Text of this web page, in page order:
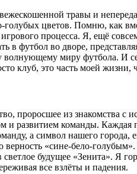
травы и
цветов. Помню, как
процесса. Я, ещё
в футбол во дворе,
миру футбола. И
клуб, это часть моей
проросшее из знакомства
развитием команды.
а символ нашего города,
«сине-бело-
будущее «Зенита». Я
все взлёты и падения.